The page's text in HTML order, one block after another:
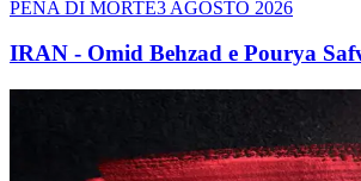
PENA DI MORTE3 AGOSTO 2026
IRAN - Omid Behzad e Pourya